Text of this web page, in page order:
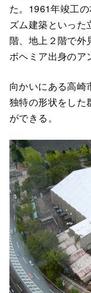
た。1961年竣工
ズム建築といった
階、地上２階で外
ボヘミア出身のア
向かいにある高崎
独特の形状をした
ができる。